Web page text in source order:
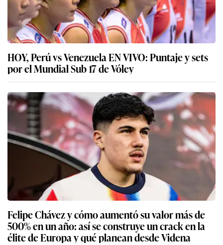
HOY, Perú vs Venezuela EN VIVO: Puntaje y sets
por el Mundial Sub 17 de Vóley
Felipe Chávez y cómo aumentó su valor más de
500% en un año: así se construye un crack en la
élite de Europa y qué planean desde Videna